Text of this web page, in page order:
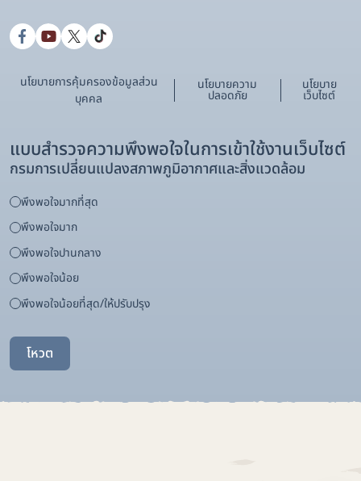
นโยบายการคุ้มครองข้อมูลส่วน
บุคคล
นโยบายความ
ปลอดภัย
นโยบาย
เว็บไซต์
แบบสำรวจความพึงพอใจในการเข้าใช้งานเว็บไซต์
กรมการเปลี่ยนแปลงสภาพภูมิอากาศและสิ่งแวดล้อม
พึงพอใจมากที่สุด
พึงพอใจมาก
พึงพอใจปานกลาง
พึงพอใจน้อย
พึงพอใจน้อยที่สุด/ให้ปรับปรุง
โหวต